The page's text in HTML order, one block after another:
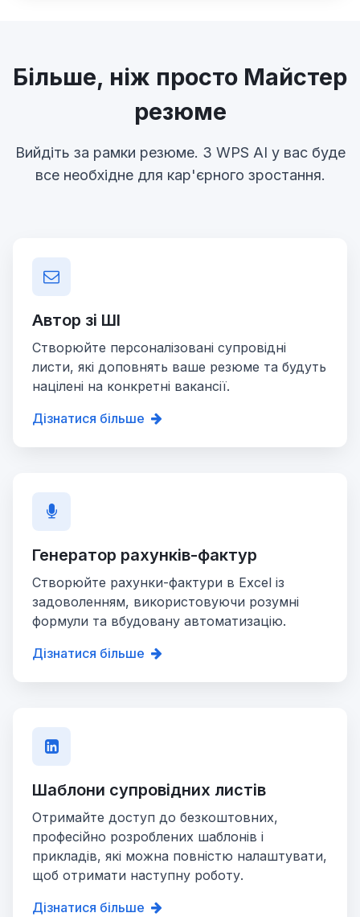
Більше, ніж просто Майстер
резюме
Вийдіть за рамки резюме. З WPS AI у вас буде
все необхідне для кар'єрного зростання.
Автор зі ШІ
Створюйте персоналізовані супровідні
листи, які доповнять ваше резюме та будуть
націлені на конкретні вакансії.
Дізнатися більше
Генератор рахунків-фактур
Створюйте рахунки-фактури в Excel із
задоволенням, використовуючи розумні
формули та вбудовану автоматизацію.
Дізнатися більше
Шаблони супровідних листів
Отримайте доступ до безкоштовних,
професійно розроблених шаблонів і
прикладів, які можна повністю налаштувати,
щоб отримати наступну роботу.
Дізнатися більше